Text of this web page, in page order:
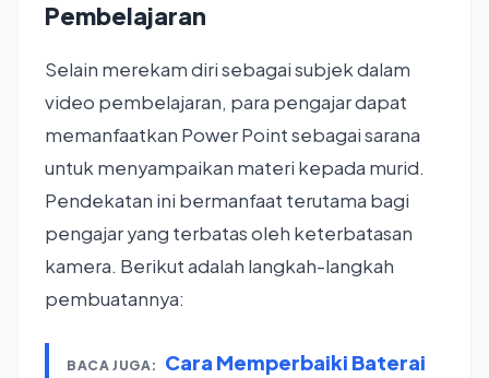
Pembelajaran
Selain merekam diri sebagai subjek dalam
video pembelajaran, para pengajar dapat
memanfaatkan Power Point sebagai sarana
untuk menyampaikan materi kepada murid.
Pendekatan ini bermanfaat terutama bagi
pengajar yang terbatas oleh keterbatasan
kamera. Berikut adalah langkah-langkah
pembuatannya:
BACA JUGA:
Cara Memperbaiki Baterai